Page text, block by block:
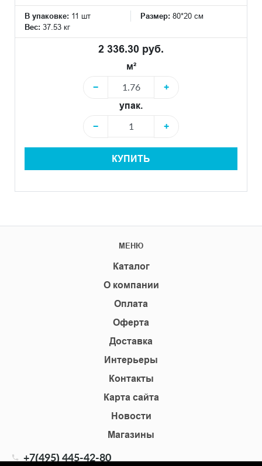
В упаковке: 11 шт Размер: 80*20 см
Вес: 37.53 кг
2 336.30 руб.
м²
−
+
упак.
−
+
КУПИТЬ
МЕНЮ
Каталог
О компании
Оплата
Оферта
Доставка
Интерьеры
Контакты
Карта сайта
Новости
Магазины
+7(495) 445-42-80